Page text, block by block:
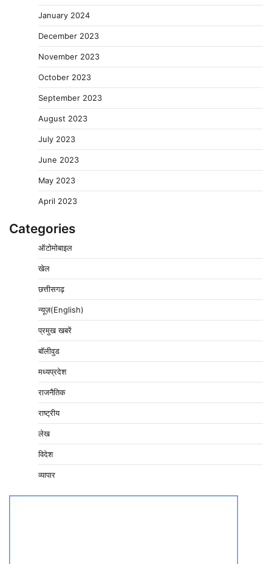
January 2024
December 2023
November 2023
October 2023
September 2023
August 2023
July 2023
June 2023
May 2023
April 2023
Categories
ऑटोमोबाइल
खेल
छत्तीसगढ़
न्यूज़(English)
प्रमुख खबरें
बॉलीवुड
मध्यप्रदेश
राजनैतिक
राष्ट्रीय
लेख
विदेश
व्यापार